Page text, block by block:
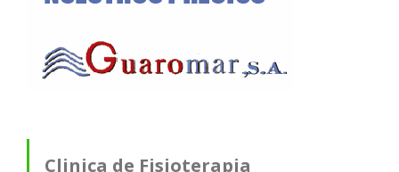
Clinica de Fisioterapia